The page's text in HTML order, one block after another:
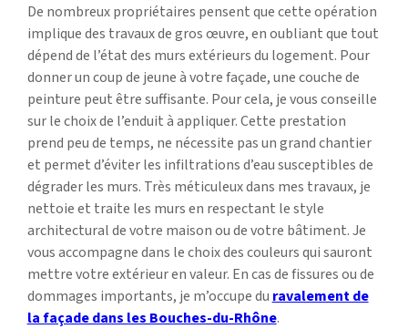
De nombreux propriétaires pensent que cette opération
implique des travaux de gros œuvre, en oubliant que tout
dépend de l’état des murs extérieurs du logement. Pour
donner un coup de jeune à votre façade, une couche de
peinture peut être suffisante. Pour cela, je vous conseille
sur le choix de l’enduit à appliquer. Cette prestation
prend peu de temps, ne nécessite pas un grand chantier
et permet d’éviter les infiltrations d’eau susceptibles de
dégrader les murs. Très méticuleux dans mes travaux, je
nettoie et traite les murs en respectant le style
architectural de votre maison ou de votre bâtiment. Je
vous accompagne dans le choix des couleurs qui sauront
mettre votre extérieur en valeur. En cas de fissures ou de
dommages importants, je m’occupe du ravalement de
la façade dans les Bouches-du-Rhône.